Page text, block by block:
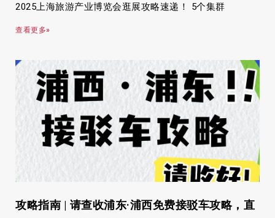
2025上海旅游产业博览会逛展攻略速递！ 5个集群
查看更多»
攻略指南 | 请查收浦东·浦西免费接驳车攻略，直